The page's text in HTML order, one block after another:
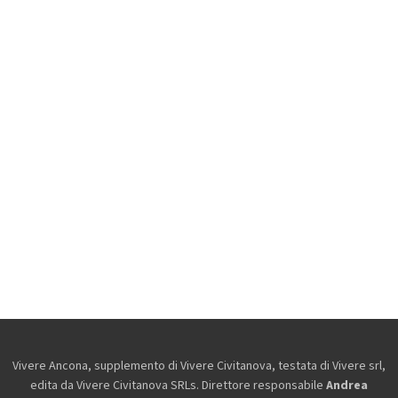
Vivere Ancona, supplemento di Vivere Civitanova, testata di Vivere srl,
edita da Vivere Civitanova SRLs. Direttore responsabile Andrea